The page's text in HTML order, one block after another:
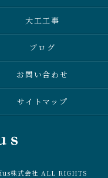
大工工事
ブログ
お問い合わせ
サイトマップ
株式会社 ALL RIGHTS